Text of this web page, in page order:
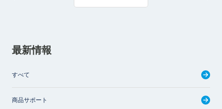
最新情報
すべて
商品サポート